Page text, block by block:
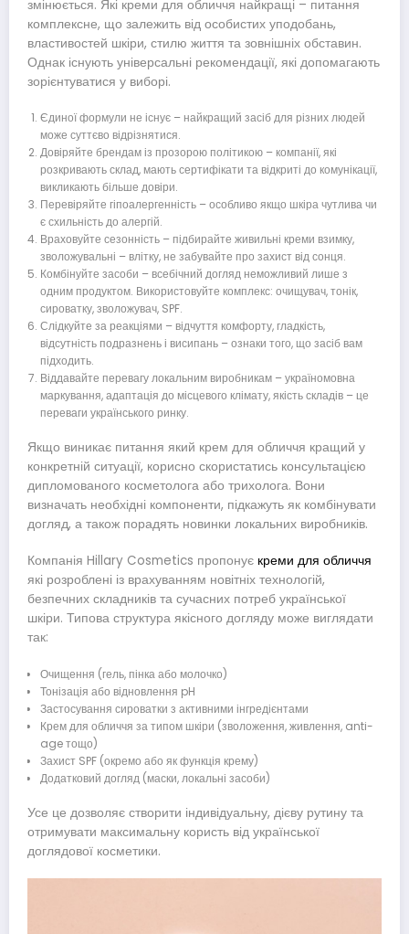
змінюється. Які креми для обличчя найкращі – питання
комплексне, що залежить від особистих уподобань,
властивостей шкіри, стилю життя та зовнішніх обставин.
Однак існують універсальні рекомендації, які допомагають
зорієнтуватися у виборі.
Єдиної формули не існує – найкращий засіб для різних людей
може суттєво відрізнятися.
Довіряйте брендам із прозорою політикою – компанії, які
розкривають склад, мають сертифікати та відкриті до комунікації,
викликають більше довіри.
Перевіряйте гіпоалергенність – особливо якщо шкіра чутлива чи
є схильність до алергій.
Враховуйте сезонність – підбирайте живильні креми взимку,
зволожувальні – влітку, не забувайте про захист від сонця.
Комбінуйте засоби – всебічний догляд неможливий лише з
одним продуктом. Використовуйте комплекс: очищувач, тонік,
сироватку, зволожувач, SPF.
Слідкуйте за реакціями – відчуття комфорту, гладкість,
відсутність подразнень і висипань – ознаки того, що засіб вам
підходить.
Віддавайте перевагу локальним виробникам – україномовна
маркування, адаптація до місцевого клімату, якість складів – це
переваги українського ринку.
Якщо виникає питання який крем для обличчя кращий у
конкретній ситуації, корисно скористатись консультацією
дипломованого косметолога або трихолога. Вони
визначать необхідні компоненти, підкажуть як комбінувати
догляд, а також порадять новинки локальних виробників.
Компанія Hillary Cosmetics пропонує креми для обличчя
які розроблені із врахуванням новітніх технологій,
безпечних складників та сучасних потреб української
шкіри. Типова структура якісного догляду може виглядати
так:
Очищення (гель, пінка або молочко)
Тонізація або відновлення pH
Застосування сироватки з активними інгредієнтами
Крем для обличчя за типом шкіри (зволоження, живлення, anti-
age тощо)
Захист SPF (окремо або як функція крему)
Додатковий догляд (маски, локальні засоби)
Усе це дозволяє створити індивідуальну, дієву рутину та
отримувати максимальну користь від української
доглядової косметики.